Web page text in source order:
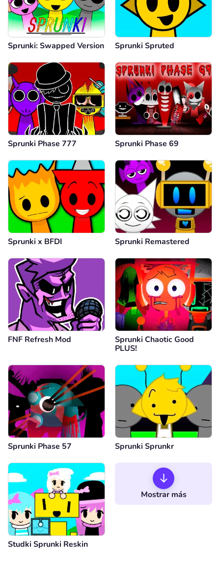
Sprunki: Swapped Version Sprunki Spruted
Sprunki Phase 777 Sprunki Phase 69
Sprunki x BFDI Sprunki Remastered
FNF Refresh Mod
Sprunki Chaotic Good
PLUS!
Sprunki Phase 57 Sprunki Sprunkr
Studki Sprunki Reskin
Mostrar más